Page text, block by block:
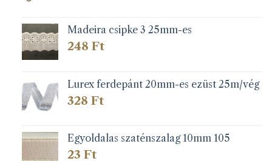
Madeira csipke 3 25mm-es
248 Ft
Lurex ferdepánt 20mm-es ezüst 25m/vég
328 Ft
Egyoldalas szaténszalag 10mm 105
23 Ft